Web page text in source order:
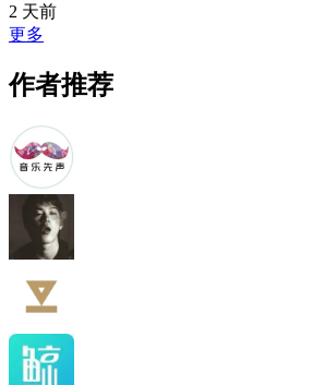
2 天前
更多
作者推荐